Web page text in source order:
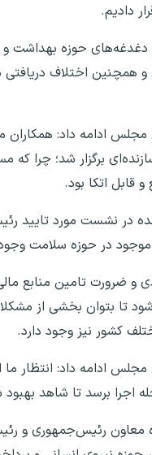
دادیم.
حوزه بهداشت و
اختلاف دریافتی
ادامه داد: همکاران
برگزار شد؛ چرا
قابل اتکا بود.
نشست مورد تایید
در حوزه سلامت وجود
و ضرورت تامین منابع
تا بتوان بخشی از
کشور نیز وجود دارد.
ادامه داد: انتظار
برسد تا شاهد بهبود
معاون رئیس‌جمهوری